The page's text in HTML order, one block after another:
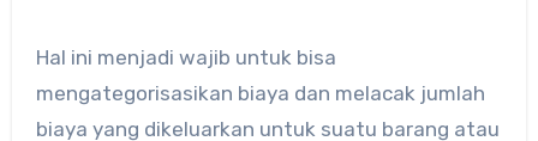
Hal ini menjadi wajib untuk bisa
mengategorisasikan biaya dan melacak jumlah
biaya yang dikeluarkan untuk suatu barang atau